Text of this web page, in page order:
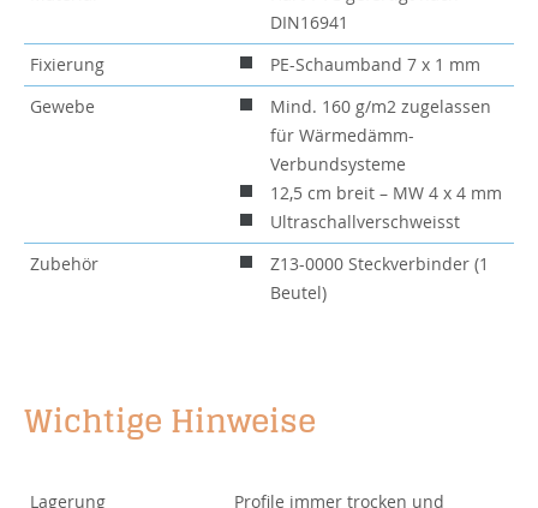
DIN16941
Fixierung
PE-Schaumband 7 x 1 mm
Gewebe
Mind. 160 g/m2 zugelassen
für Wärmedämm-
Verbundsysteme
12,5 cm breit – MW 4 x 4 mm
Ultraschallverschweisst
Zubehör
Z13-0000 Steckverbinder (1
Beutel)
Wichtige Hinweise
Lagerung Profile immer trocken und